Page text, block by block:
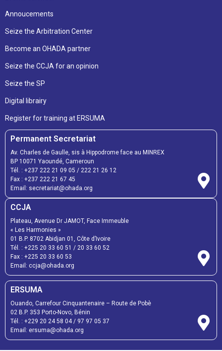
Annoucements
Seize the Arbitration Center
Become an OHADA partner
Seize the CCJA for an opinion
Seize the SP
Digital librairy
Register for training at ERSUMA
Permanent Secretariat
Av. Charles de Gaulle, sis à Hippodrome face au MINREX
BP 10071 Yaoundé, Cameroun
Tél. : +237 222 21 09 05 / 222 21 26 12
Fax : +237 222 21 67 45
Email: secretariat@ohada.org
CCJA
Plateau, Avenue Dr JAMOT, Face Immeuble
« Les Harmonies »
01 B.P. 8702 Abidjan 01, Côte d’Ivoire
Tél. : +225 20 33 60 51 / 20 33 60 52
Fax : +225 20 33 60 53
Email: ccja@ohada.org
ERSUMA
Ouando, Carrefour Cinquantenaire – Route de Pobè
02 B.P. 353 Porto-Novo, Bénin
Tél. : +229 20 24 58 04/ 97 97 05 37
Email: ersuma@ohada.org